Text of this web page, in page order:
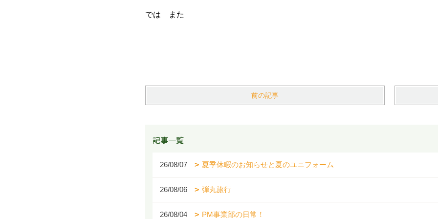
では また
前の記事
記事一覧
26/08/07 夏季休暇のお知らせと夏のユニフォーム
26/08/06 弾丸旅行
26/08/04 PM事業部の日常！